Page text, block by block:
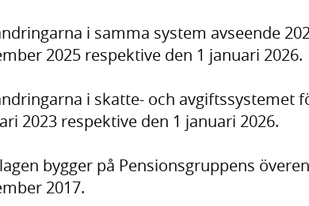
i samma system avseende
2025 respektive den 1 januari 2026.
i skatte- och avgiftssystemet
2023 respektive den 1 januari 2026.
bygger på Pensionsgruppens
2017.